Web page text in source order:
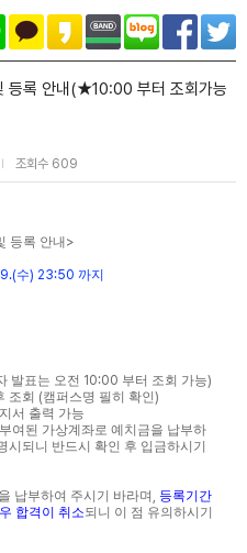
등록 안내(★10:00 부터 조회가능
| 조회수 609
등록 안내 >
수) 23:50 까지
발표는 오전 10:00 부터 조회 가능)
조회 (캠퍼스명 필히 확인)
서 출력 가능
여된 가상계좌로 예치금을 납부하
시되니 반드시 확인 후 입금하시기
납부하여 주시기 바라며
등록기간
합격이 취소되니 이 점 유의하시기